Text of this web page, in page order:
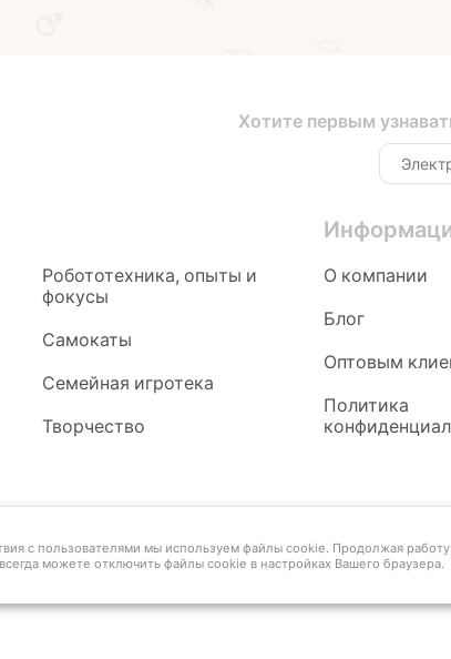
Хотите первым
Робототехника, опыты и
фокусы
Самокаты
Семейная игротека
Творчество
О компании
Блог
Оптовым
Политика
с пользователями мы используем файлы cookie. Продолжая
можете отключить файлы cookie в настройках Вашего браузера.